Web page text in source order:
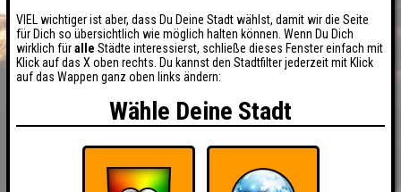
VIEL wichtiger ist aber, dass Du Deine Stadt wählst, damit wir die Seite
für Dich so übersichtlich wie möglich halten können. Wenn Du Dich
wirklich füralle Städte interessierst, schließe dieses Fenster einfach mit
Klick auf das X oben rechts. Du kannst den Stadtfilter jederzeit mit Klick
auf das Wappen ganz oben links ändern:
Wähle Deine Stadt